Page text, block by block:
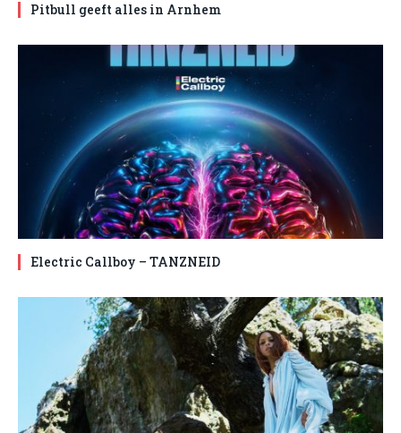
Pitbull geeft alles in Arnhem
Electric Callboy – TANZNEID